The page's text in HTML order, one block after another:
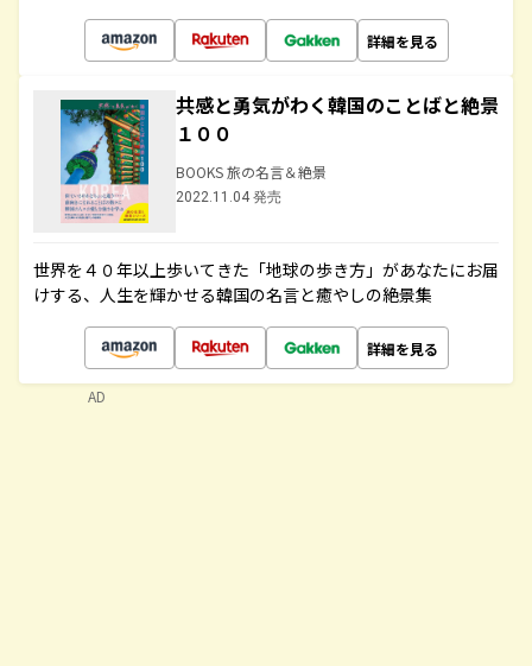
詳細を見る
共感と勇気がわく韓国のことばと絶景
１００
BOOKS 旅の名言＆絶景
2022.11.04 発売
世界を４０年以上歩いてきた「地球の歩き方」があなたにお届
けする、人生を輝かせる韓国の名言と癒やしの絶景集
詳細を見る
AD